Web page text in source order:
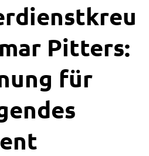
Pitters:
für